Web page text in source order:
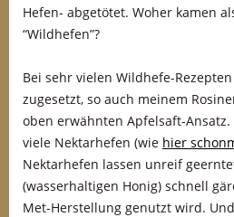
Hefen- abgetötet. Woher kamen
“Wildhefen”?
Bei sehr vielen Wildhefe-
zugesetzt, so auch meinem
oben erwähnten Apfelsaft-
viele Nektarhefen (wie hier
Nektarhefen lassen unreif
(wasserhaltigen Honig) schnell
Met-Herstellung genutzt wird.